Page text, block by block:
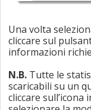
Una volta
cliccare sul
informazioni
N.B. Tutte le
scaricabili su un
cliccare